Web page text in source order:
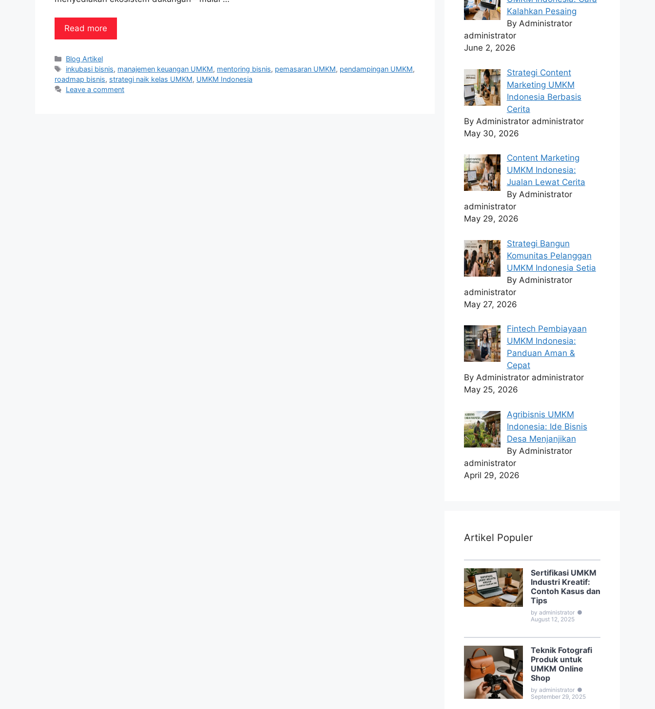
Read more
Categories
Blog Artikel
Tags
inkubasi bisnis, manajemen keuangan UMKM, mentoring bisnis, pemasaran UMKM, pendampingan UMKM,
roadmap bisnis, strategi naik kelas UMKM, UMKM Indonesia
Leave a comment
Kalahkan Pesaing
By Administrator
administrator
June 2, 2026
Strategi Content
Marketing UMKM
Indonesia Berbasis
Cerita
By Administrator administrator
May 30, 2026
Content Marketing
UMKM Indonesia:
Jualan Lewat Cerita
By Administrator
administrator
May 29, 2026
Strategi Bangun
Komunitas Pelanggan
UMKM Indonesia Setia
By Administrator
administrator
May 27, 2026
Fintech Pembiayaan
UMKM Indonesia:
Panduan Aman &
Cepat
By Administrator administrator
May 25, 2026
Agribisnis UMKM
Indonesia: Ide Bisnis
Desa Menjanjikan
By Administrator
administrator
April 29, 2026
Artikel Populer
Sertifikasi UMKM
Industri Kreatif:
Contoh Kasus dan
Tips
by administrator ●
August 12, 2025
Teknik Fotografi
Produk untuk
UMKM Online
Shop
by administrator ●
September 29, 2025